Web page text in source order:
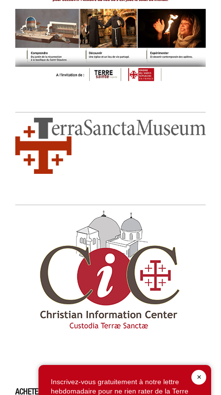
ACHETEZ CE NUMÉRO
×
Inscrivez-vous gratuitement à notre lettre
hebdomadaire pour ne rien rater de la Terre